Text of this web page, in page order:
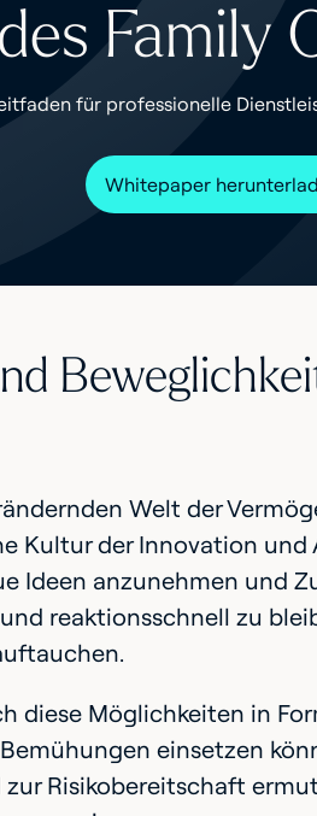
des Family
für professionelle
Whitepaper
Welt der
Kultur der Innovation
Ideen anzunehmen und
reaktionsschnell zu
diese Möglichkeiten in
einsetzen
Risikobereitschaft